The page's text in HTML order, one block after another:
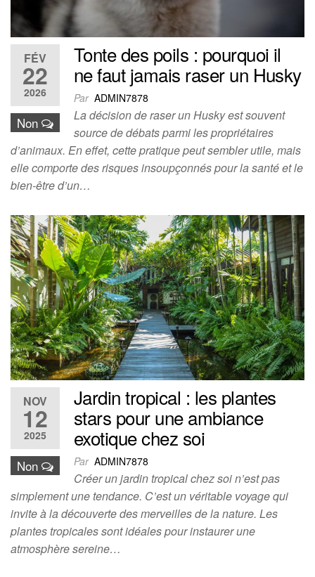
FÉV
22
2026
Non
Tonte des poils : pourquoi il
ne faut jamais raser un Husky
Par ADMIN7878
La décision de raser un Husky est souvent
source de débats parmi les propriétaires
d’animaux. En effet, cette pratique peut sembler utile, mais
elle comporte des risques insoupçonnés pour la santé et le
bien-être d’un…
NOV
12
2025
Non
Jardin tropical : les plantes
stars pour une ambiance
exotique chez soi
Par ADMIN7878
Créer un jardin tropical chez soi n’est pas
simplement une tendance. C’est un véritable voyage qui
invite à la découverte des merveilles de la nature. Les
plantes tropicales sont idéales pour instaurer une
atmosphère sereine…